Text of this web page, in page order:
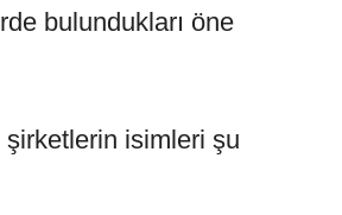
bulundukları öne
şirketlerin isimleri şu